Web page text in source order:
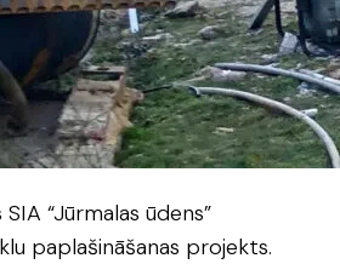
“Jūrmalas ūdens”
paplašināšanas projekts.